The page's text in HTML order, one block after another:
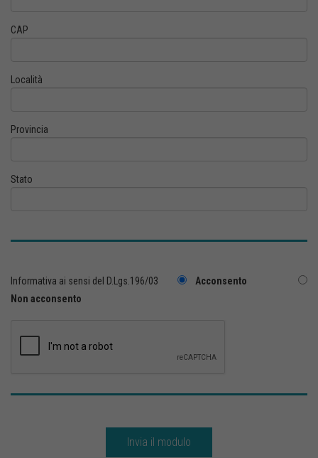
CAP
Località
Provincia
Stato
Informativa ai sensi del D.Lgs.196/03
Acconsento
Non acconsento
Invia il modulo